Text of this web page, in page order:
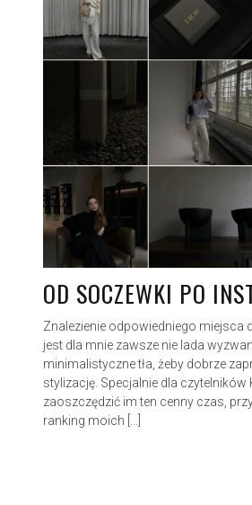
OD SOCZEWKI PO
Znalezienie odpowiedniego miejsca
jest dla mnie zawsze nie lada
minimalistyczne tła, żeby dobrze
stylizację. Specjalnie dla czytelników
zaoszczędzić im ten cenny czas,
ranking moich […]